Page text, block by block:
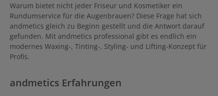
Warum bietet nicht jeder Friseur und Kosmetiker ein
Rundumservice für die Augenbrauen? Diese Frage hat sich
andmetics gleich zu Beginn gestellt und die Antwort darauf
gefunden. Mit andmetics professional gibt es endlich ein
modernes Waxing-, Tinting-, Styling- und Lifting-Konzept für
Profis.
andmetics Erfahrungen